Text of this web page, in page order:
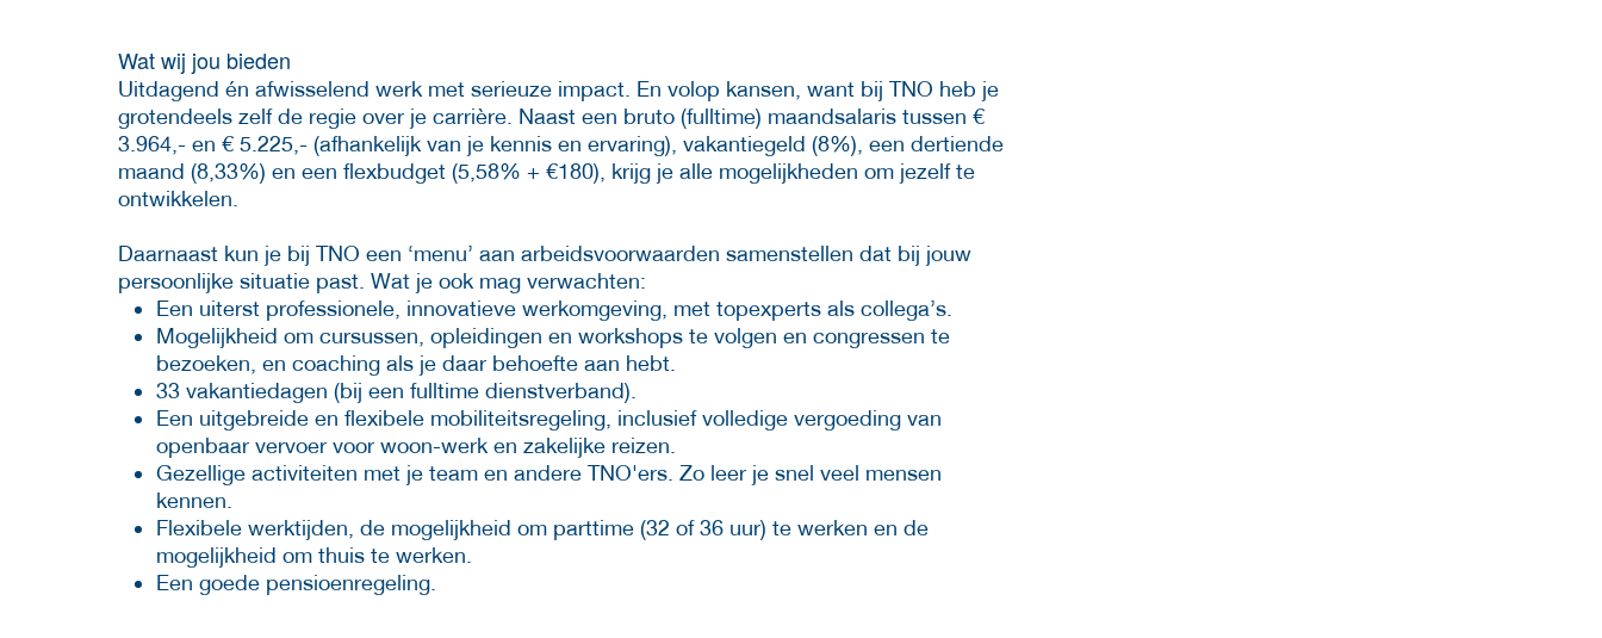
Wat wij jou bieden
Uitdagend én afwisselend werk met serieuze impact. En volop kansen, want bij TNO heb je
grotendeels zelf de regie over je carrière. Naast een bruto (fulltime) maandsalaris tussen €
3.964,- en € 5.225,- (afhankelijk van je kennis en ervaring), vakantiegeld (8%), een dertiende
maand (8,33%) en een flexbudget (5,58% + €180), krijg je alle mogelijkheden om jezelf te
ontwikkelen.
Daarnaast kun je bij TNO een ‘menu’ aan arbeidsvoorwaarden samenstellen dat bij jouw
persoonlijke situatie past. Wat je ook mag verwachten:
Een uiterst professionele, innovatieve werkomgeving, met topexperts als collega’s.
Mogelijkheid om cursussen, opleidingen en workshops te volgen en congressen te
bezoeken, en coaching als je daar behoefte aan hebt.
33 vakantiedagen (bij een fulltime dienstverband).
Een uitgebreide en flexibele mobiliteitsregeling, inclusief volledige vergoeding van
openbaar vervoer voor woon-werk en zakelijke reizen.
Gezellige activiteiten met je team en andere TNO'ers. Zo leer je snel veel mensen
kennen.
Flexibele werktijden, de mogelijkheid om parttime (32 of 36 uur) te werken en de
mogelijkheid om thuis te werken.
Een goede pensioenregeling.